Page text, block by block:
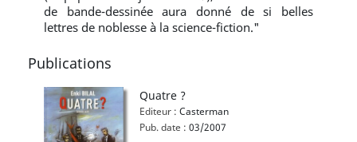
de bande-dessinée aura donné de si belles
lettres de noblesse à la science-fiction."
Publications
Quatre ?
Editeur : Casterman
Pub. date : 03/2007